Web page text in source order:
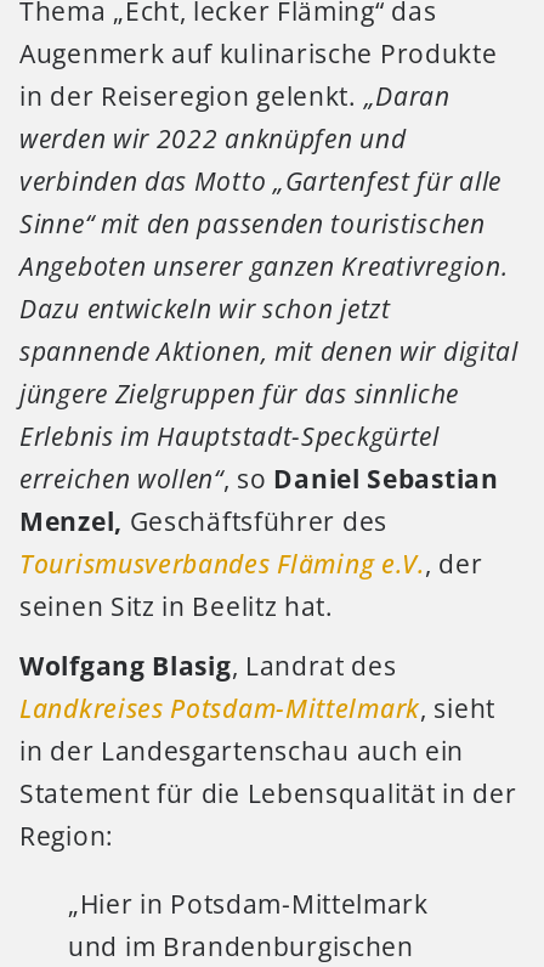
Thema „Echt, lecker Fläming“ das
Augenmerk auf kulinarische Produkte
in der Reiseregion gelenkt. „Daran
werden wir 2022 anknüpfen und
verbinden das Motto „Gartenfest für alle
Sinne“ mit den passenden touristischen
Angeboten unserer ganzen Kreativregion.
Dazu entwickeln wir schon jetzt
spannende Aktionen, mit denen wir digital
jüngere Zielgruppen für das sinnliche
Erlebnis im Hauptstadt-Speckgürtel
erreichen wollen“, so Daniel Sebastian
Menzel, Geschäftsführer des
Tourismusverbandes Fläming e.V., der
seinen Sitz in Beelitz hat.
Wolfgang Blasig, Landrat des
Landkreises Potsdam-Mittelmark, sieht
in der Landesgartenschau auch ein
Statement für die Lebensqualität in der
Region:
„Hier in Potsdam-Mittelmark
und im Brandenburgischen